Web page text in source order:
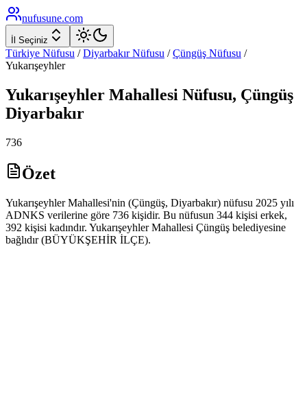
nufusune.com
İl Seçiniz
Türkiye Nüfusu / DiyarbakırNüfusu / Çüngüş Nüfusu /
Yukarışeyhler
Yukarışeyhler Mahallesi Nüfusu, Çüngüş
Diyarbakır
736
Özet
Yukarışeyhler Mahallesi'nin (Çüngüş, Diyarbakır) nüfusu 2025 yılı
ADNKS verilerine göre 736 kişidir. Bu nüfusun 344 kişisi erkek,
392 kişisi kadındır. Yukarışeyhler Mahallesi Çüngüş belediyesine
bağlıdır (BÜYÜKŞEHİR İLÇE).